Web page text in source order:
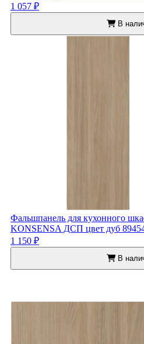
1 057 ₽
В
Фальшпанель для кухонного
KONSENSA ДСП цвет дуб
1 150 ₽
В